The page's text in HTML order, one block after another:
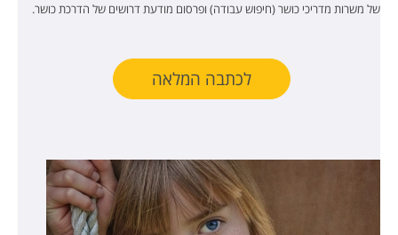
של משרות מדריכי כושר (חיפוש עבודה) ופרסום מודעת דרושים של הדרכת כושר.
לכתבה המלאה